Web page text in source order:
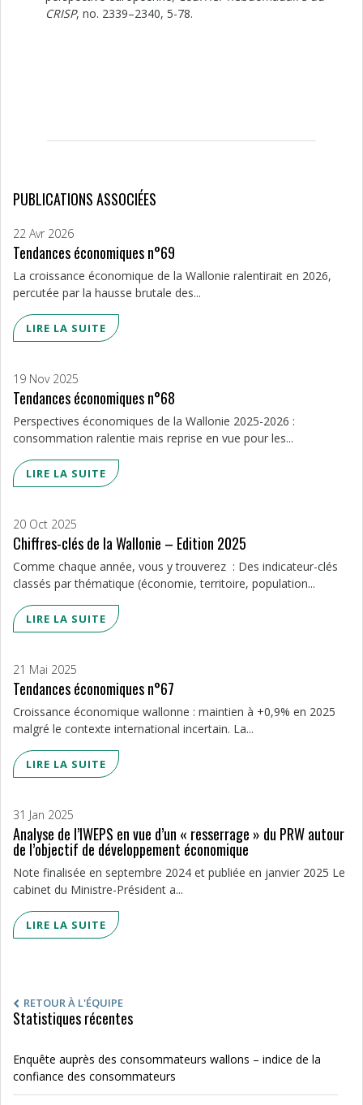
CRISP, no. 2339–2340, 5-78.
PUBLICATIONS ASSOCIÉES
22 Avr 2026
Tendances économiques n°69
La croissance économique de la Wallonie ralentirait en 2026,
percutée par la hausse brutale des...
LIRE LA SUITE
19 Nov 2025
Tendances économiques n°68
Perspectives économiques de la Wallonie 2025-2026 :
consommation ralentie mais reprise en vue pour les...
LIRE LA SUITE
20 Oct 2025
Chiffres-clés de la Wallonie – Edition 2025
Comme chaque année, vous y trouverez : Des indicateur-clés
classés par thématique (économie, territoire, population...
LIRE LA SUITE
21 Mai 2025
Tendances économiques n°67
Croissance économique wallonne : maintien à +0,9% en 2025
malgré le contexte international incertain. La...
LIRE LA SUITE
31 Jan 2025
Analyse de l’IWEPS en vue d’un « resserrage » du PRW autour
de l’objectif de développement économique
Note finalisée en septembre 2024 et publiée en janvier 2025 Le
cabinet du Ministre-Président a...
LIRE LA SUITE
RETOUR À L'ÉQUIPE
Statistiques récentes
Enquête auprès des consommateurs wallons – indice de la
confiance des consommateurs